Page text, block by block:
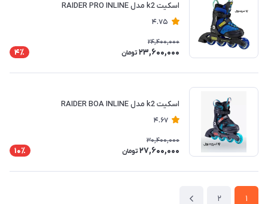
اسکیت k2 مدل RAIDER PRO INLINE
4.75
24,400,000
23,600,000 تومان 4٪
اسکیت k2 مدل RAIDER BOA INLINE
4.67
30,400,000
27,600,000 تومان 10٪
1
2